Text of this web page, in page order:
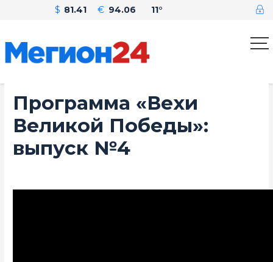
$ 81.41 € 94.06 11°
Программа «Вехи
Великой Победы»:
выпуск №4